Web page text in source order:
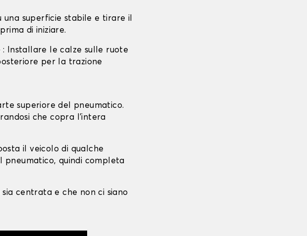
una superficie stabile e tirare il
di iniziare.
: Installare le calze sulle ruote
per la trazione
superiore del pneumatico.
che copra l'intera
il veicolo di qualche
quindi completa
centrata e che non ci siano